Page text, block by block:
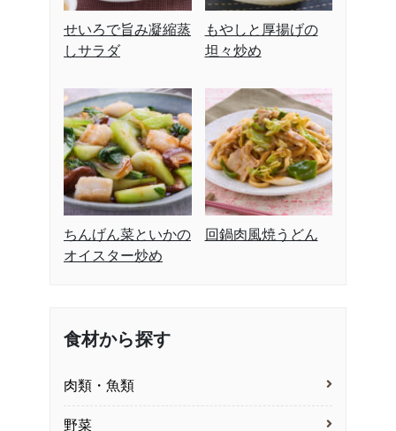
せいろで旨み凝縮蒸
しサラダ
もやしと厚揚げの
坦々炒め
ちんげん菜といかの
オイスター炒め
回鍋肉風焼うどん
食材から探す
肉類・魚類
野菜